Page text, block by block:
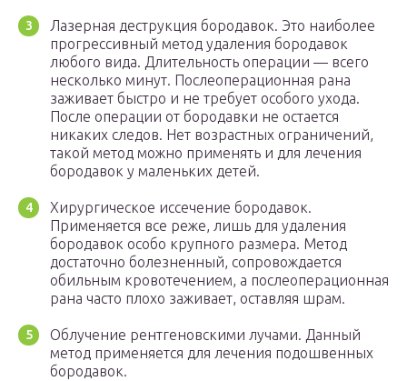
Лазерная деструкция бородавок. Это наиболее
прогрессивный метод удаления бородавок
любого вида. Длительность операции — всего
несколько минут. Послеоперационная рана
заживает быстро и не требует особого ухода.
После операции от бородавки не остается
никаких следов. Нет возрастных ограничений,
такой метод можно применять и для лечения
бородавок у маленьких детей.
Хирургическое иссечение бородавок.
Применяется все реже, лишь для удаления
бородавок особо крупного размера. Метод
достаточно болезненный, сопровождается
обильным кровотечением, а послеоперационная
рана часто плохо заживает, оставляя шрам.
Облучение рентгеновскими лучами. Данный
метод применяется для лечения подошвенных
бородавок.